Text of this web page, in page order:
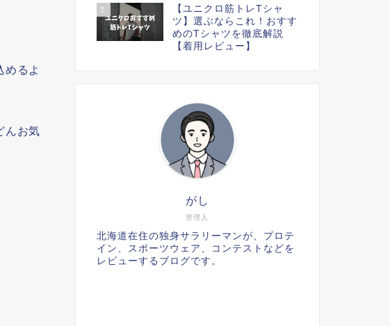
めるよ
んお気
5
【ユニクロ筋トレTシャ
ツ】選ぶならこれ！おすす
めのTシャツを徹底解説
【着用レビュー】
管理人
がし
北海道在住の独身サラリーマンが、プロテ
イン、スポーツウェア、コンテストなどを
レビューするブログです。